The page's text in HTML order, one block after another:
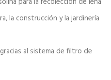
la construcción y la jardinería
al sistema de filtro de